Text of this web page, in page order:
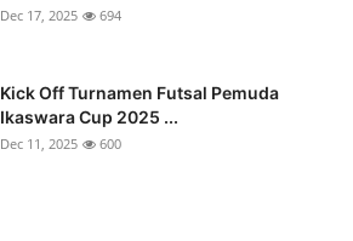
Dec 17, 2025 694
Kick Off Turnamen Futsal Pemuda
Ikaswara Cup 2025 ...
Dec 11, 2025 600